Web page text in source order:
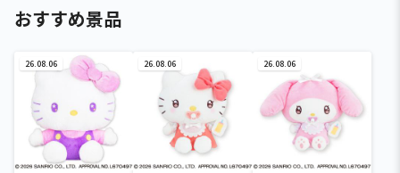
おすすめ景品
26.08.06 26.08.06 26.08.06